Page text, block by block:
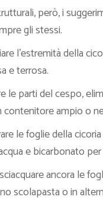
però, i
gli stessi.
l’estremità della
e terrosa.
le parti del cespo,
ampio o
le foglie della
e bicarbonato
ancora le
scolapasta o in